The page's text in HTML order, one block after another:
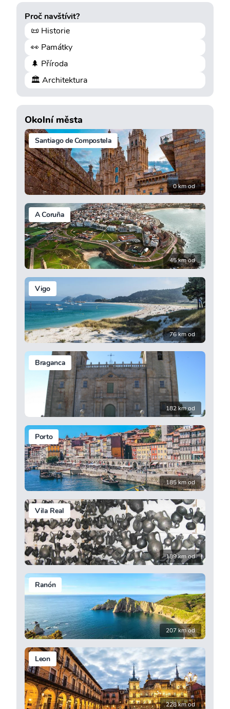
Proč navštívit?
📜 Historie
👀 Památky
🌲 Příroda
🏛️ Architektura
Okolní města
Santiago de Compostela
0 km od
A Coruña
45 km od
Vigo
76 km od
Braganca
182 km od
Porto
185 km od
Vila Real
189 km od
Ranón
207 km od
Leon
228 km od